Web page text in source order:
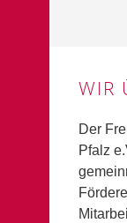
WIR
Der
Pfalz